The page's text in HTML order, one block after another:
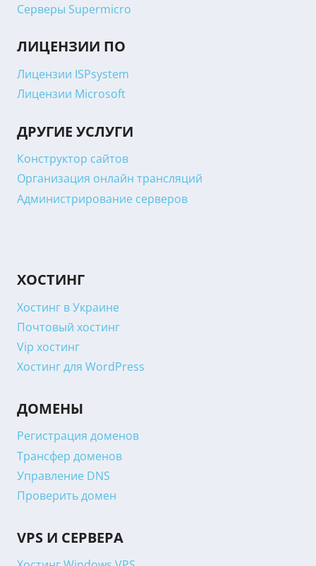
Серверы Supermicro
ЛИЦЕНЗИИ ПО
Лицензии ISPsystem
Лицензии Microsoft
ДРУГИЕ УСЛУГИ
Конструктор сайтов
Организация онлайн трансляций
Администрирование серверов
ХОСТИНГ
Хостинг в Украине
Почтовый хостинг
Vip хостинг
Хостинг для WordPress
ДОМЕНЫ
Регистрация доменов
Трансфер доменов
Управление DNS
Проверить домен
VPS И СЕРВЕРА